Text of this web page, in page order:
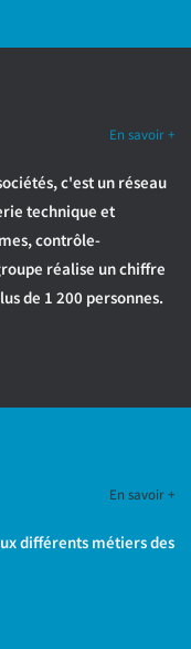
En savoir +
c'est un réseau
technique et
contrôle-
réalise un chiffre
de 1 200 personnes.
En savoir +
différents métiers des